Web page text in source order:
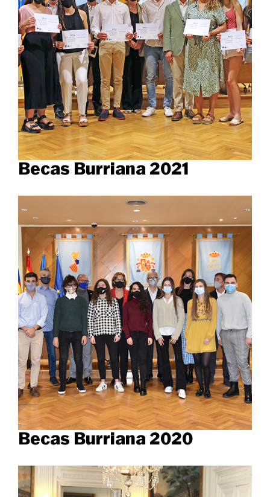
Becas Burriana 2021
Becas Burriana 2020